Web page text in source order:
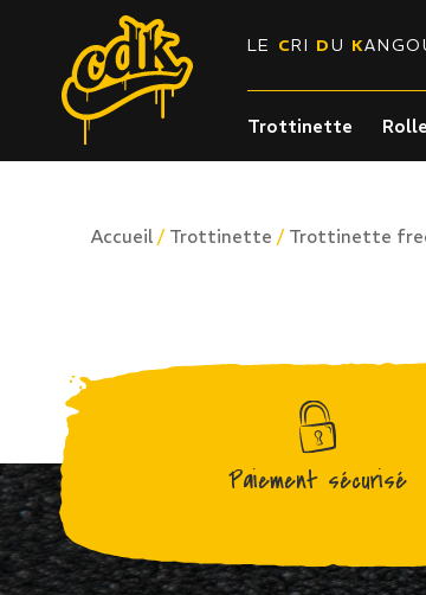
LE CRI DU K
Trottinette
Accueil / Trottinette / Trottinette
Paiement sécurisé